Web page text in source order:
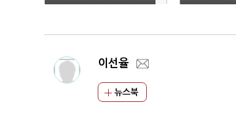
아니다"
이선율
뉴스북